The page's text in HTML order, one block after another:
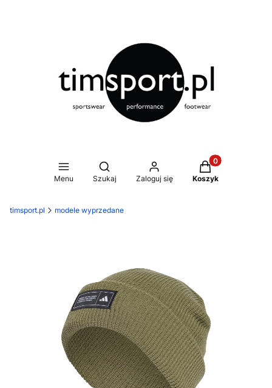
Menu
Otwórz wyszukiwarkę
Szukaj Zaloguj się
Produkty w
Koszyk
timsport.pl modele wyprzedane